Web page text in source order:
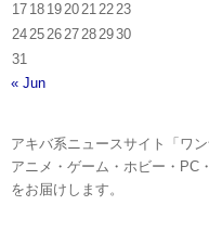
17 18 19 20 21 22 23
24 25 26 27 28 2930
31
« Jun
アキバ系ニュースサイト「ワン
アニメ・ゲーム・ホビー・PC
をお届けします。